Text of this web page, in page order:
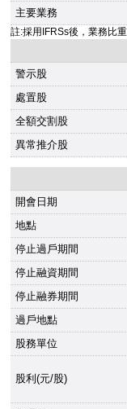
主要業務
註:採用IFRSs後，業務比
警示股
處置股
全額交割股
異常推介股
開會日期
地點
停止過戶期間
停止融資期間
停止融券期間
過戶地點
股務單位
股利(元/股)